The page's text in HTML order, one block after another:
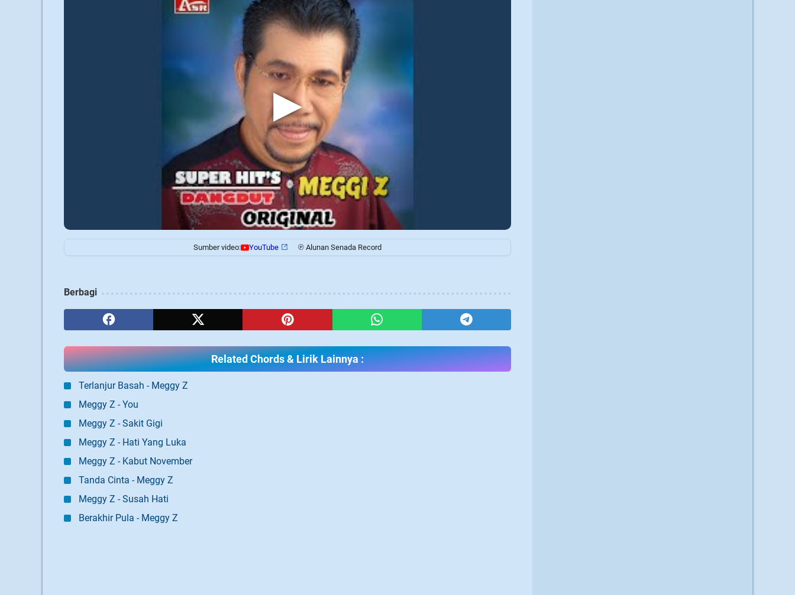
▶
Sumber video: YouTube ℗ Alunan Senada Record
Berbagi
Related Chords & Lirik Lainnya :
Terlanjur Basah - Meggy Z
Meggy Z - You
Meggy Z - Sakit Gigi
Meggy Z - Hati Yang Luka
Meggy Z - Kabut November
Tanda Cinta - Meggy Z
Meggy Z - Susah Hati
Berakhir Pula - Meggy Z